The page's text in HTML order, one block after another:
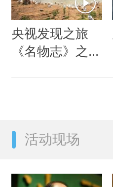
央视发现之旅
《名物志》之...
活动现场